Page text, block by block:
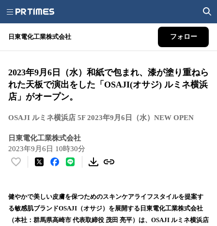
日東電化工業株式会社 フォロー
2023年9月6日（水）和紙で包まれ、漆が塗り重ねら
れた天板で演出をした「OSAJI(オサジ) ルミネ横浜
店」がオープン。
OSAJI ルミネ横浜店 5F 2023年9月6日（水）NEW OPEN
日東電化工業株式会社
2023年9月6日 10時30分
い
！
数
を
健やかで美しい皮膚を保つためのスキンケアライフスタイルを提案す
る敏感肌ブランドOSAJI（オサジ）を展開する日東電化工業株式会社
（本社：群馬県高崎市 代表取締役 茂田 亮平）は、OSAJI ルミネ横浜店